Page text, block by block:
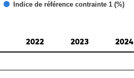
Indice de référence contrainte 1 (%)
2022 2023 2024